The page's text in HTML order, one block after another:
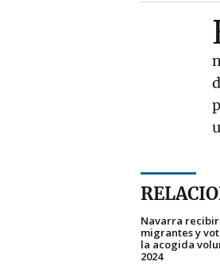
Navarra
migrantes y
la acogida
2024